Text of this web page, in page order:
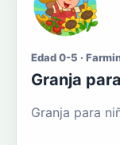
Edad 0-5 ·
Granja
Granja para